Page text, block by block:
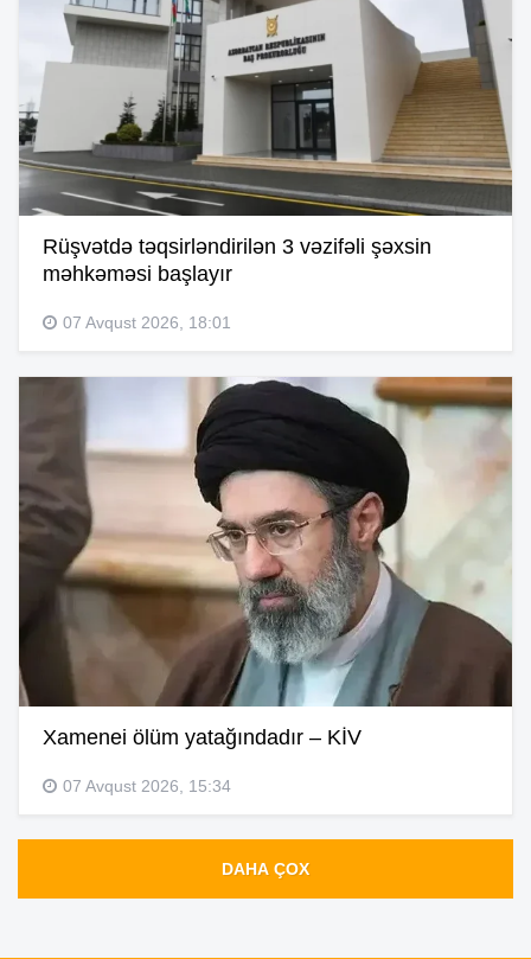
Rüşvətdə təqsirləndirilən 3 vəzifəli şəxsin
məhkəməsi başlayır
07 Avqust 2026, 18:01
Xamenei ölüm yatağındadır – KİV
07 Avqust 2026, 15:34
DAHA ÇOX